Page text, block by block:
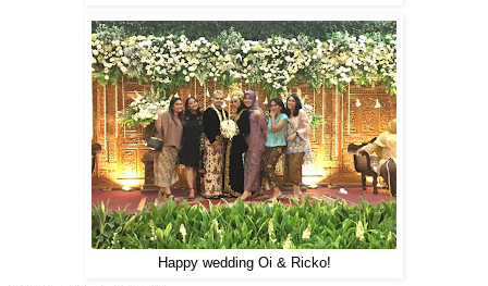
Happy wedding Oi & Ricko!